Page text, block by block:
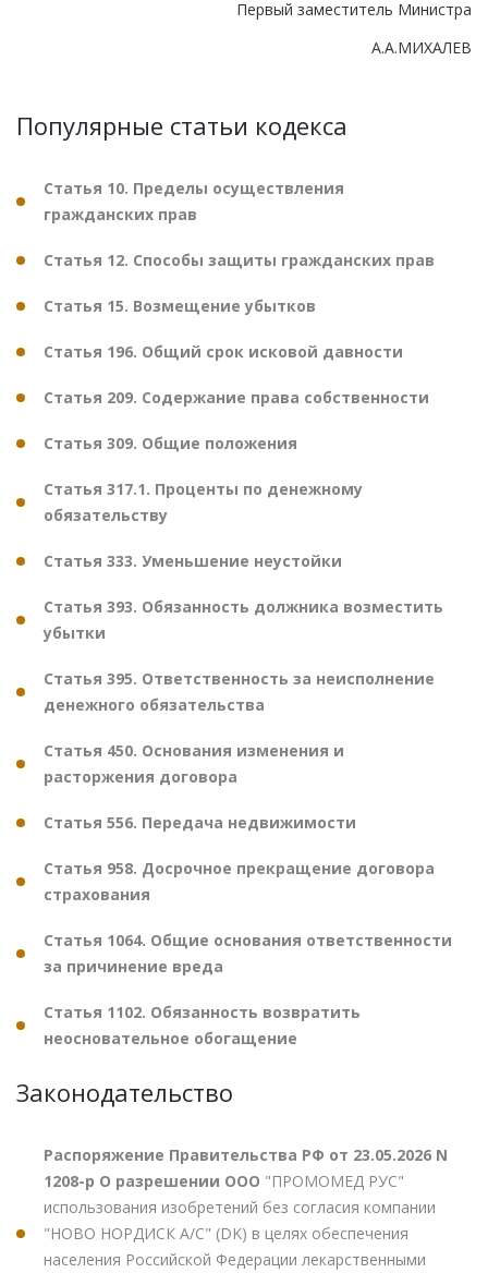
Первый заместитель Министра
А.А.МИХАЛЕВ
Популярные статьи кодекса
Статья 10. Пределы осуществления
гражданских прав
Статья 12. Способы защиты гражданских прав
Статья 15. Возмещение убытков
Статья 196. Общий срок исковой давности
Статья 209. Содержание права собственности
Статья 309. Общие положения
Статья 317.1. Проценты по денежному
обязательству
Статья 333. Уменьшение неустойки
Статья 393. Обязанность должника возместить
убытки
Статья 395. Ответственность за неисполнение
денежного обязательства
Статья 450. Основания изменения и
расторжения договора
Статья 556. Передача недвижимости
Статья 958. Досрочное прекращение договора
страхования
Статья 1064. Общие основания ответственности
за причинение вреда
Статья 1102. Обязанность возвратить
неосновательное обогащение
Законодательство
Распоряжение Правительства РФ от 23.05.2026 N
1208-р О разрешении ООО "ПРОМОМЕД РУС"
использования изобретений без согласия компании
"НОВО НОРДИСК А/С" (DK) в целях обеспечения
населения Российской Федерации лекарственными